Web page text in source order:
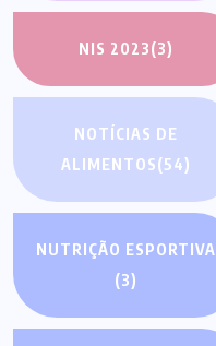
NIS 2023(3)
NOTÍCIAS DE
ALIMENTOS(54)
NUTRIÇÃO ESPORTIVA
(3)